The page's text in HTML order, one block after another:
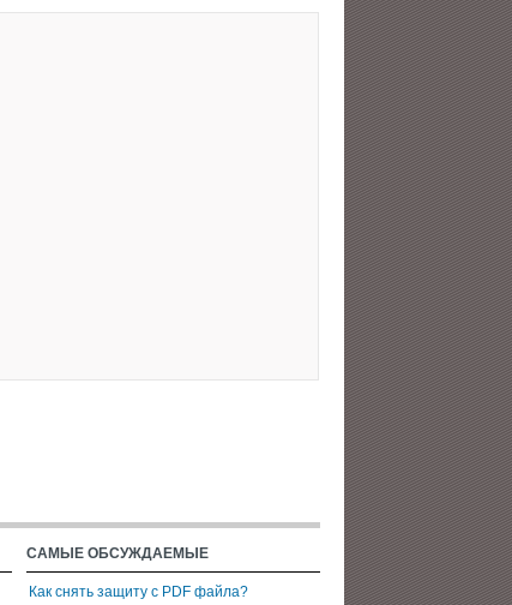
САМЫЕ ОБСУЖДАЕМЫЕ
Как снять защиту с PDF файла?